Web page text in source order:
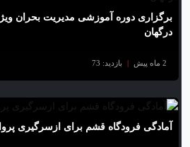
برگزاری دوره آموزشی مدیریت بحران
درگهان
2 ماه پیش | بازدید: 73
آمادگی فرودگاه قشم برای ازسرگیری